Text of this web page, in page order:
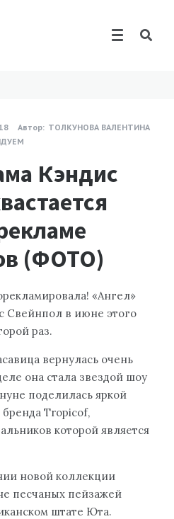
Автор: ТОЛКУНОВА ВАЛЕНТИНА
Кэндис
(ФОТО)
«Ангел»
Свейнпол в июне этого
раз.
вернулась очень
она стала звездой шоу
поделилась яркой
Tropicof,
которой является
новой коллекции
песчаных пейзажей
штате Юта.